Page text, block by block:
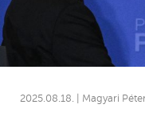
2025.08.18. | Magyari Péter